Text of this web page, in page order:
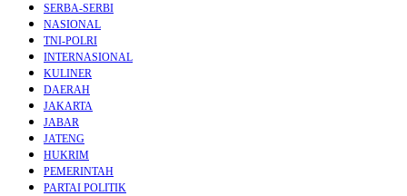
SERBA-SERBI
NASIONAL
TNI-POLRI
INTERNASIONAL
KULINER
DAERAH
JAKARTA
JABAR
JATENG
HUKRIM
PEMERINTAH
PARTAI POLITIK